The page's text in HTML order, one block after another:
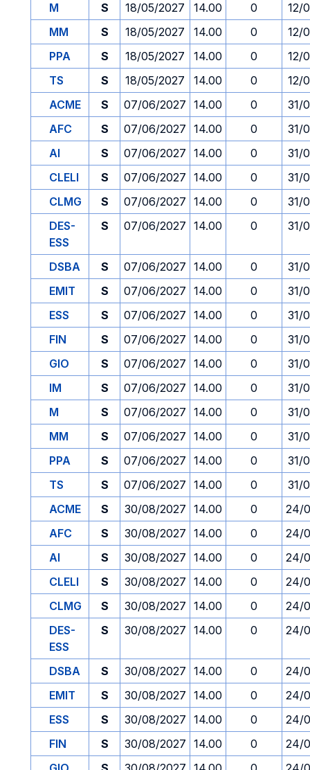
M
S 18/05/2027 14.00 0
12/
MM
S 18/05/2027 14.00 0
12/
PPA
S 18/05/2027 14.00 0
12/
TS
S 18/05/2027 14.00 0
12/
ACME
S 07/06/2027 14.00 0
31/
AFC
S 07/06/2027 14.00 0
31/
AI
S 07/06/2027 14.00 0
31/
CLELI
S 07/06/2027 14.00 0
31/
CLMG
S 07/06/2027 14.00 0
31/
DES-
ESS
S 07/06/2027 14.00 0 31/
DSBA S 07/06/2027 14.00 0
31/
EMIT
S 07/06/2027 14.00 0
31/
ESS
S 07/06/2027 14.00 0
31/
FIN
S 07/06/2027 14.00 0
31/
GIO
S 07/06/2027 14.00 0
31/
IM
S 07/06/2027 14.00 0
31/
M
S 07/06/2027 14.00 0
31/
MM
S 07/06/2027 14.00 0
31/
PPA
S 07/06/2027 14.00 0
31/
TS
S 07/06/2027 14.00 0
31/
ACME
S 30/08/2027 14.00 0
24/
AFC
S 30/08/2027 14.00 0
24/
AI
S 30/08/2027 14.00 0
24/
CLELI
S 30/08/2027 14.00 0
24/
CLMG
S 30/08/2027 14.00 0
24/
DES-
ESS
S 30/08/2027 14.00 0 24/
DSBA S 30/08/2027 14.00 0
24/
EMIT
S 30/08/2027 14.00 0
24/
ESS
S 30/08/2027 14.00 0
24/
FIN
S 30/08/2027 14.00 0
24/